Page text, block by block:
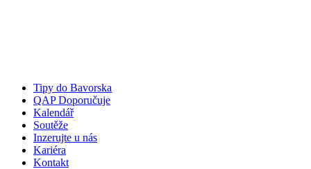
Tipy do Bavorska
QAP Doporučuje
Kalendář
Soutěže
Inzerujte u nás
Kariéra
Kontakt